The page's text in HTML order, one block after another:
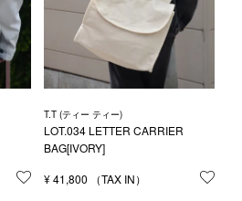
お気に入りに登録する
T.T (ティー ティー)
LOT.034 LETTER CARRIER
BAG[IVORY]
¥41,800